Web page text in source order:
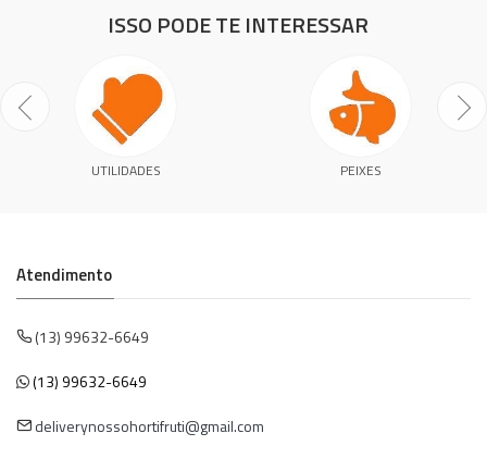
ISSO PODE TE INTERESSAR
UTILIDADES PEIXES
Atendimento
(13) 99632-6649
(13) 99632-6649
deliverynossohortifruti@gmail.com